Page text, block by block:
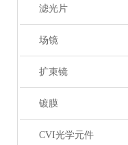
滤光片
场镜
扩束镜
镀膜
CVI光学元件